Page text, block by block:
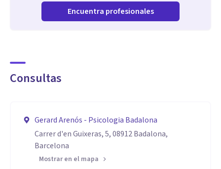
Aptitudes
Encuentra profesionales
Consultas
Gerard Arenós - Psicologia Badalona
Carrer d'en Guixeras, 5, 08912 Badalona,
Barcelona
Mostrar en el mapa